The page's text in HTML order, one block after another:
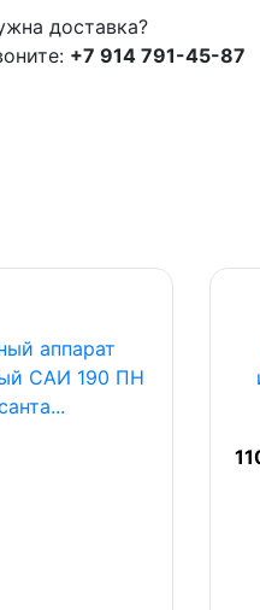
доставка?
+7 914 791-45-87
аппарат
САИ 190 ПН